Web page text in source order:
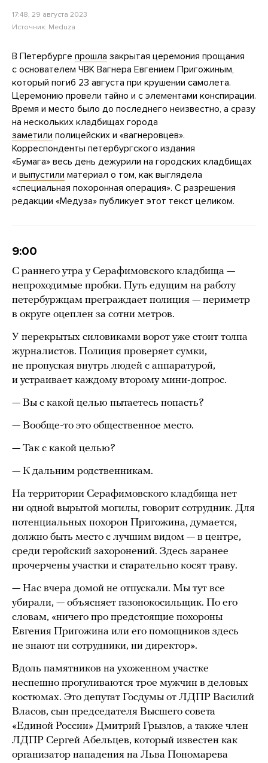
17:48, 29 августа 2023
Источник: Meduza
В Петербурге прошла закрытая церемония прощания
с основателем ЧВК Вагнера Евгением Пригожиным,
который погиб 23 августа при крушении самолета.
Церемонию провели тайно и с элементами конспирации.
Время и место было до последнего неизвестно, а сразу
на нескольких кладбищах города
заметили полицейских и «вагнеровцев».
Корреспонденты петербургского издания
«Бумага» весь день дежурили на городских кладбищах
и выпустили материал о том, как выглядела
«специальная похоронная операция». С разрешения
редакции «Медуза» публикует этот текст целиком.
9:00
С раннего утра у Серафимовского кладбища —
непроходимые пробки. Путь едущим на работу
петербуржцам преграждает полиция — периметр
в округе оцеплен за сотни метров.
У перекрытых силовиками ворот уже стоит толпа
журналистов. Полиция проверяет сумки,
не пропуская внутрь людей с аппаратурой,
и устраивает каждому второму мини-допрос.
— Вы с какой целью пытаетесь попасть?
— Вообще-то это общественное место.
— Так с какой целью?
— К дальним родственникам.
На территории Серафимовского кладбища нет
ни одной вырытой могилы, говорит сотрудник. Для
потенциальных похорон Пригожина, думается,
должно быть место с лучшим видом — в центре,
среди геройский захоронений. Здесь заранее
прочерчены участки и старательно косят траву.
— Нас вчера домой не отпускали. Мы тут все
убирали, — объясняет газонокосильщик. По его
словам, «ничего про предстоящие похороны
Евгения Пригожина или его помощников здесь
не знают ни сотрудники, ни директор».
Вдоль памятников на ухоженном участке
неспешно прогуливаются трое мужчин в деловых
костюмах. Это депутат Госдумы от ЛДПР Василий
Власов, сын председателя Высшего совета
«Единой России» Дмитрий Грызлов, а также член
ЛДПР Сергей Абельцев, который известен как
организатор нападения на Льва Пономарева